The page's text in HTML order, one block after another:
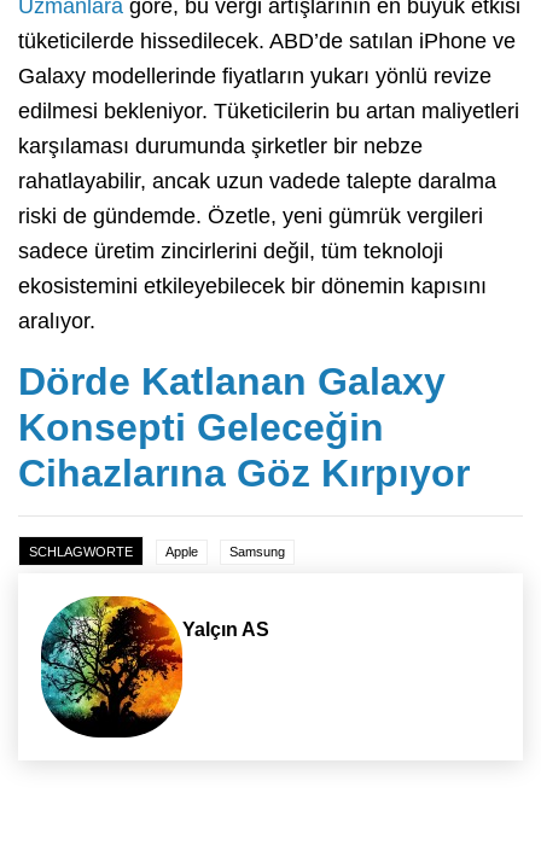
Uzmanlara göre, bu vergi artışlarının en büyük etkisi
tüketicilerde hissedilecek. ABD’de satılan iPhone ve
Galaxy modellerinde fiyatların yukarı yönlü revize
edilmesi bekleniyor. Tüketicilerin bu artan maliyetleri
karşılaması durumunda şirketler bir nebze
rahatlayabilir, ancak uzun vadede talepte daralma
riski de gündemde. Özetle, yeni gümrük vergileri
sadece üretim zincirlerini değil, tüm teknoloji
ekosistemini etkileyebilecek bir dönemin kapısını
aralıyor.
Dörde Katlanan Galaxy
Konsepti Geleceğin
Cihazlarına Göz Kırpıyor
SCHLAGWORTE Apple Samsung
Yalçın AS